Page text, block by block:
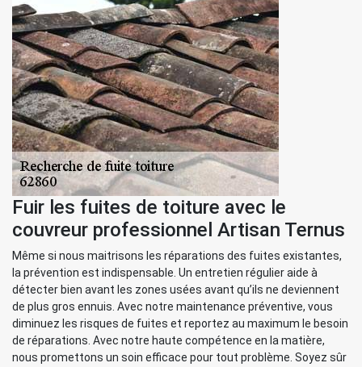
Fuir les fuites de toiture avec le
couvreur professionnel Artisan Ternus
Même si nous maitrisons les réparations des fuites existantes,
la prévention est indispensable. Un entretien régulier aide à
détecter bien avant les zones usées avant qu’ils ne deviennent
de plus gros ennuis. Avec notre maintenance préventive, vous
diminuez les risques de fuites et reportez au maximum le besoin
de réparations. Avec notre haute compétence en la matière,
nous promettons un soin efficace pour tout problème. Soyez sûr